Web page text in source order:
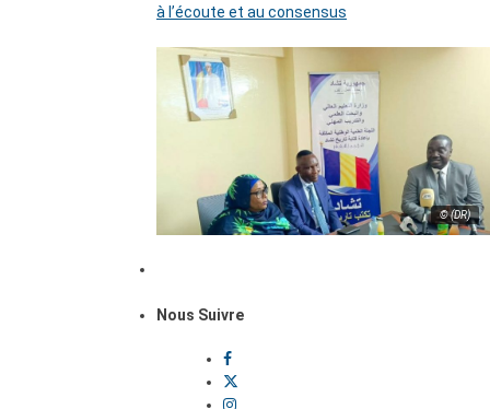
à l’écoute et au consensus
© (DR)
Nous Suivre